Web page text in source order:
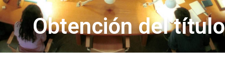
Obtención del título